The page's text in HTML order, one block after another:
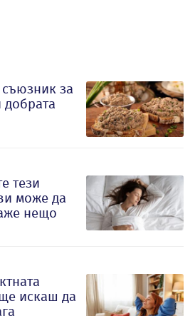
за
добрата
тези
може да
нещо
искаш да